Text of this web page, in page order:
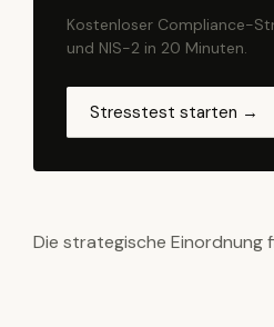
Kostenloser Compliance-
und NIS-2 in 20 Minuten.
Stresstest starten →
Die strategische Einordnung